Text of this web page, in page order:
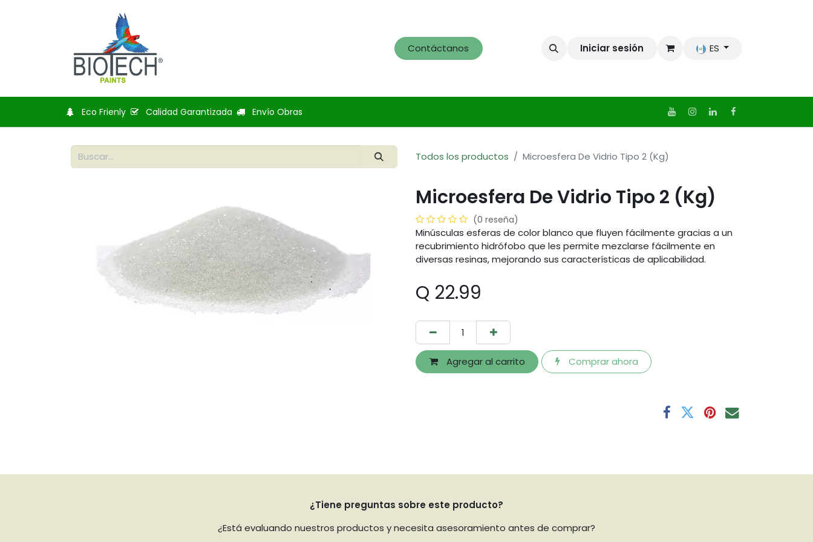
Contáctanos Iniciar sesión ES
Eco Frienly Calidad Garantizada Envío Obras
Todos los productos Microesfera De Vidrio Tipo 2 (Kg)
Microesfera De Vidrio Tipo 2 (Kg)
(0 reseña)
Minúsculas esferas de color blanco que fluyen fácilmente gracias a un
recubrimiento hidrófobo que les permite mezclarse fácilmente en
diversas resinas, mejorando sus características de aplicabilidad.
Q 22.99
Agregar al carrito Comprar ahora
¿Tiene preguntas sobre este producto?
¿Está evaluando nuestros productos y necesita asesoramiento antes de comprar?